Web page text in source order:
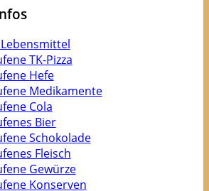
TK-Pizza
Hefe
Medikamente
Cola
Bier
Schokolade
Fleisch
Gewürze
Konserven